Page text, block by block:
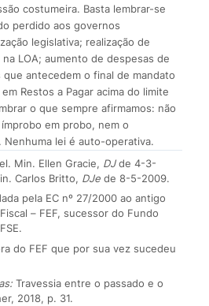
costumeira. Basta lembrar-se
perdido aos governos
legislativa; realização de
LOA; aumento de despesas de
antecedem o final de mandato
Restos a Pagar acima do limite
o que sempre afirmamos: não
em probo, nem o
lei é auto-operativa.
Min. Ellen Gracie, DJde 4-3-
Carlos Britto, DJede 8-5-2009.
pela EC nº 27/2000 ao antigo
– FEF, sucessor do Fundo
do FEF que por sua vez sucedeu
Travessia entre o passado e o
2018, p. 31.